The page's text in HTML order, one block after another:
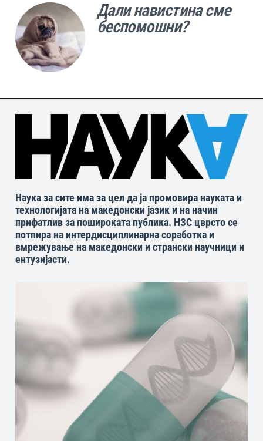
Дали навистина сме
беспомошни?
Наука за сите има за цел да ја промовира науката и
технологијата на македонски јазик и на начин
прифатлив за пошироката публика. НЗС цврсто се
потпира на интердисциплинарна соработка и
вмрежување на македонски и странски научници и
ентузијасти.